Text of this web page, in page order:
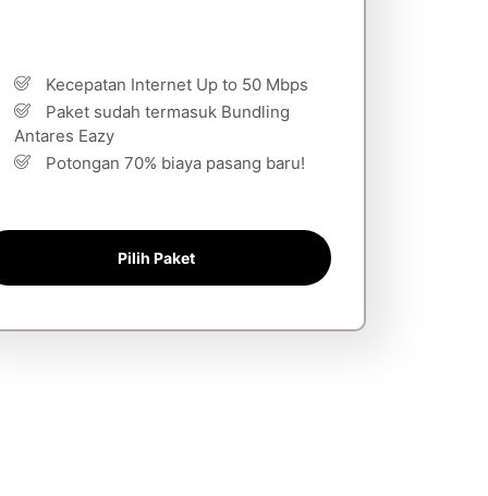
Kecepatan Internet Up to 50 Mbps
Paket sudah termasuk Bundling
Antares Eazy
Potongan 70% biaya pasang baru!
Pilih Paket